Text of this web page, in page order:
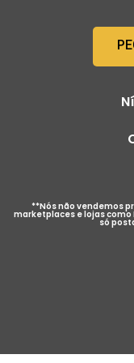
**Nós não vendemos
marketplaces e lojas como
só